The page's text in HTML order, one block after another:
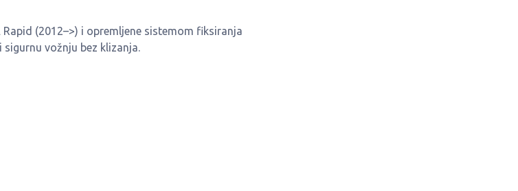
(2012–>) i opremljene sistemom fiksiranja
vožnju bez klizanja.